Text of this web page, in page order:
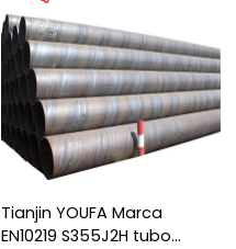
Tianjin YOUFA Marca
EN10219 S355J2H tubo